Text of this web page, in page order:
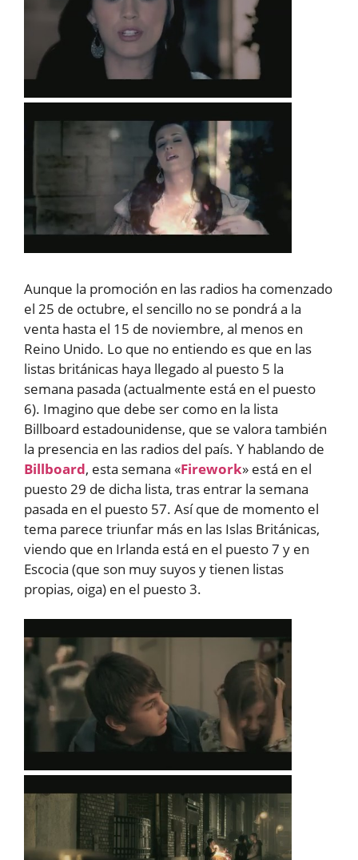
Aunque la promoción en las radios ha comenzado
el 25 de octubre, el sencillo no se pondrá a la
venta hasta el 15 de noviembre, al menos en
Reino Unido. Lo que no entiendo es que en las
listas británicas haya llegado al puesto 5 la
semana pasada (actualmente está en el puesto
6). Imagino que debe ser como en la lista
Billboard estadounidense, que se valora también
la presencia en las radios del país. Y hablando de
Billboard, esta semana «Firework» está en el
puesto 29 de dicha lista, tras entrar la semana
pasada en el puesto 57. Así que de momento el
tema parece triunfar más en las Islas Británicas,
viendo que en Irlanda está en el puesto 7 y en
Escocia (que son muy suyos y tienen listas
propias, oiga) en el puesto 3.